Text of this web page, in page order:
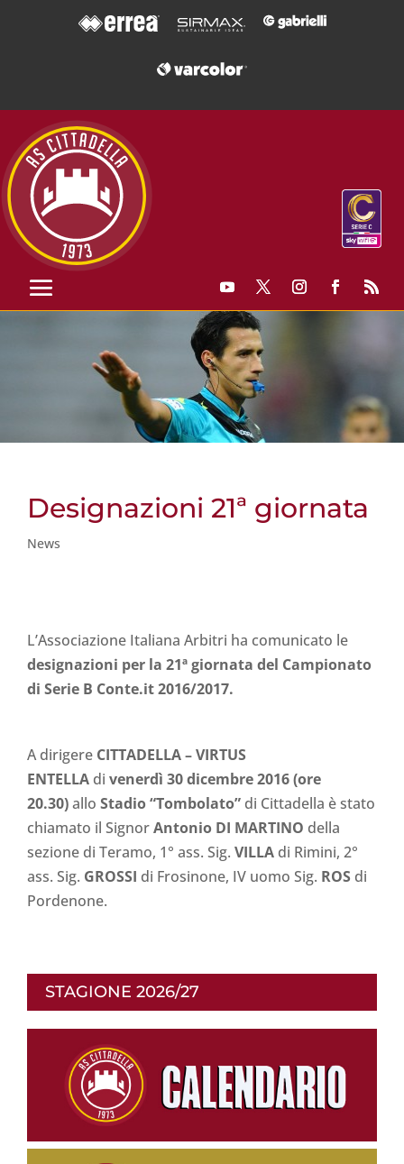
Designazioni 21ª giornata
News
L’Associazione Italiana Arbitri ha comunicato le
designazioni per la 21ª giornata del Campionato
di Serie B Conte.it 2016/2017.
A dirigere CITTADELLA – VIRTUS
ENTELLA di venerdì 30 dicembre 2016 (ore
20.30)allo Stadio “Tombolato” di Cittadella è stato
chiamato il SignorAntonio DI MARTINO della
sezione di Teramo, 1° ass. Sig. VILLA di Rimini, 2°
ass. Sig. GROSSI di Frosinone, IV uomo Sig. ROS di
Pordenone.
STAGIONE 2026/27